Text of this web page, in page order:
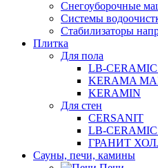
Снегоуборочные
Системы
Стабилизаторы
Плитка
Для пола
LB-
KERAMA
KERAMIN
Для стен
CERSANIT
LB-
ГРАНИТ
Сауны, печи, камины